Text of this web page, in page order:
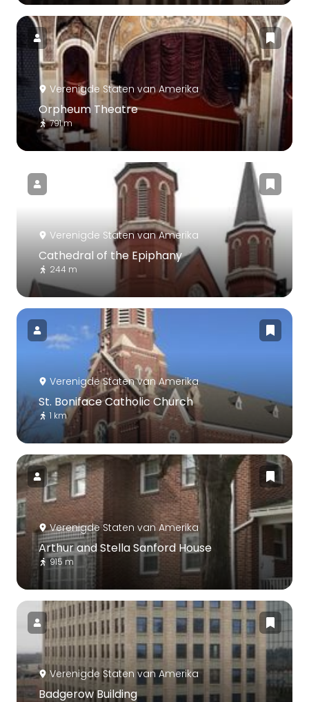
Verenigde Staten van Amerika
Orpheum Theatre
791 m
Verenigde Staten van Amerika
Cathedral of the Epiphany
244 m
Verenigde Staten van Amerika
St. Boniface Catholic Church
1 km
Verenigde Staten van Amerika
Arthur and Stella Sanford House
915 m
Verenigde Staten van Amerika
Badgerow Building